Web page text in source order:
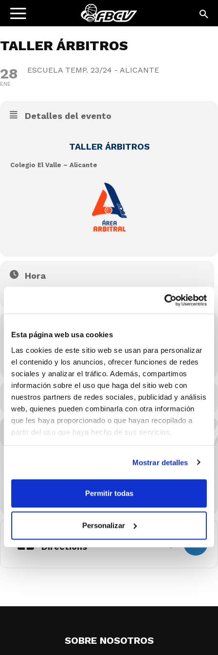
Esta página web usa cookies
Las cookies de este sitio web se usan para personalizar
el contenido y los anuncios, ofrecer funciones de redes
sociales y analizar el tráfico. Además, compartimos
información sobre el uso que haga del sitio web con
nuestros partners de redes sociales, publicidad y análisis
web, quienes pueden combinarla con otra información
que les haya proporcionado o que hayan recopilado a
partir del uso que haya hecho de sus servicios.
Mostrar detalles
Permitir todas
Personalizar
TALLER ÁRBITROS
28
ENE
ESCUELA TEMP. 23/24 - ALICANTE
Detalles del evento
TALLER ÁRBITROS
Colegio El Valle – Alicante
Hora
OTROS EVENTOS
CALENDARIO CALENDARIO GOOGLE
Get
Directions
SOBRE NOSOTROS